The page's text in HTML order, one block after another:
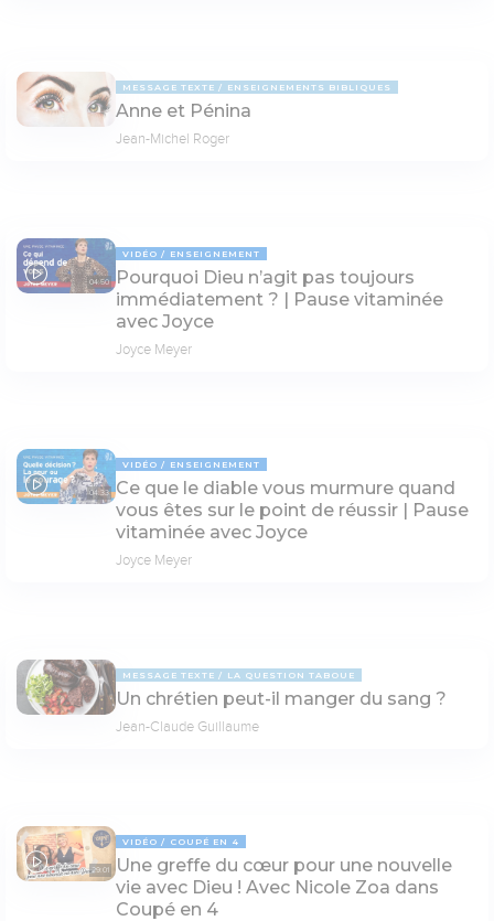
MESSAGE TEXTE ENSEIGNEMENTS BIBLIQUES
Anne et Pénina
Jean-Michel Roger
04:50
VIDÉO ENSEIGNEMENT
Pourquoi Dieu n’agit pas toujours
immédiatement ? | Pause vitaminée
avec Joyce
Joyce Meyer
04:33
VIDÉO ENSEIGNEMENT
Ce que le diable vous murmure quand
vous êtes sur le point de réussir | Pause
vitaminée avec Joyce
Joyce Meyer
MESSAGE TEXTE LA QUESTION TABOUE
Un chrétien peut-il manger du sang ?
Jean-Claude Guillaume
29:01
VIDÉO COUPÉ EN 4
Une greffe du cœur pour une nouvelle
vie avec Dieu ! Avec Nicole Zoa dans
Coupé en 4